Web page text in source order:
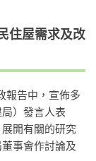
住屋需求及改
報告中，宣佈多
）發言人表
開有關的研究
事會作討論及